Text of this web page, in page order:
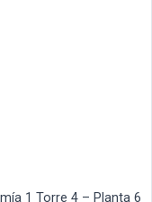
1 Torre 4 – Planta 6